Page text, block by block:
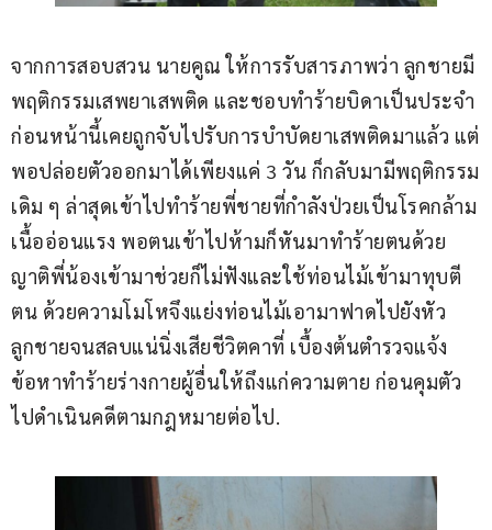
จากการสอบสวน นายคูณ ให้การรับสารภาพว่า ลูกชายมี
พฤติกรรมเสพยาเสพติด และชอบทำร้ายบิดาเป็นประจำ
ก่อนหน้านี้เคยถูกจับไปรับการบำบัดยาเสพติดมาแล้ว แต่
พอปล่อยตัวออกมาได้เพียงแค่ 3 วัน ก็กลับมามีพฤติกรรม
เดิม ๆ ล่าสุดเข้าไปทำร้ายพี่ชายที่กำลังป่วยเป็นโรคกล้าม
เนื้ออ่อนแรง พอตนเข้าไปห้ามก็หันมาทำร้ายตนด้วย
ญาติพี่น้องเข้ามาช่วยก็ไม่ฟังและใช้ท่อนไม้เข้ามาทุบตี
ตน ด้วยความโมโหจึงแย่งท่อนไม้เอามาฟาดไปยังหัว
ลูกชายจนสลบแน่นิ่งเสียชีวิตคาที่ เบื้องต้นตำรวจแจ้ง
ข้อหาทำร้ายร่างกายผู้อื่นให้ถึงแก่ความตาย ก่อนคุมตัว
ไปดำเนินคดีตามกฎหมายต่อไป.